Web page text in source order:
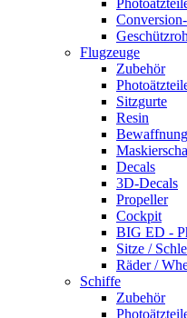
Flugzeuge
Zubehör
Sitzgurte
Resin
Bewaffnung
Decals
3D-Decals
Propeller
Cockpit
BIG ED -
Sitze /
Räder /
Schiffe
Zubehör